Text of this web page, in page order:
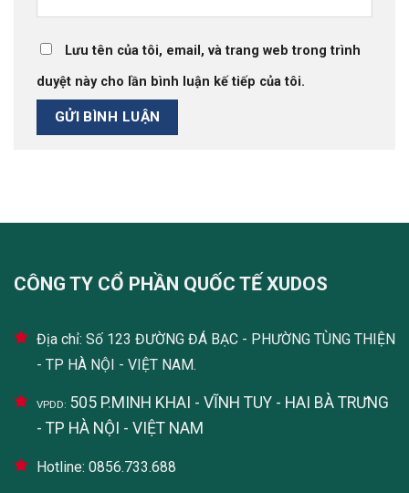
Lưu tên của tôi, email, và trang web trong trình
duyệt này cho lần bình luận kế tiếp của tôi.
CÔNG TY CỔ PHẦN QUỐC TẾ XUDOS
Địa chỉ: Số 123 ĐƯỜNG ĐÁ BẠC - PHƯỜNG TÙNG THIỆN
- TP HÀ NỘI - VIỆT NAM.
VPDD: 505 P.MINH KHAI - VĨNH TUY - HAI BÀ TRƯNG
- TP HÀ NỘI - VIỆT NAM
Hotline: 0856.733.688